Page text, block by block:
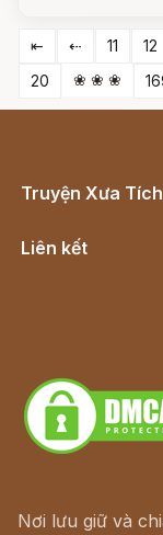
⇤ ⇠ 11 12
20
❀ ❀ ❀
Truyện Xưa
Liên kết
Nơi lưu giữ và